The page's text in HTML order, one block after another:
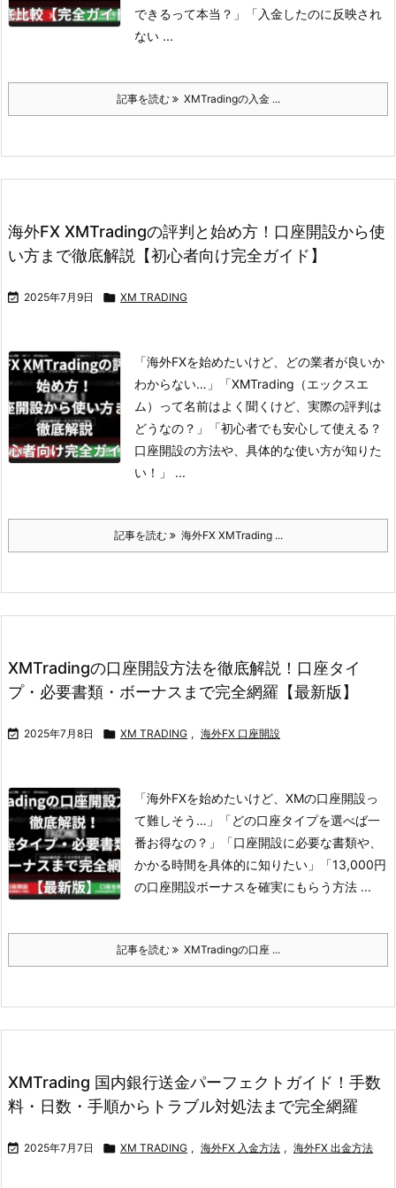
できるって本当？」
「入金したのに反映され
ない ...
記事を読む XMTradingの入金 ...
海外FX XMTradingの評判と始め方！口座開設から使
い方まで徹底解説【初心者向け完全ガイド】
 2025年7月9日  XM TRADING
「海外FXを始めたいけど、どの業者が良いか
わからない…」
「XMTrading（エックスエ
ム）って名前はよく聞くけど、実際の評判は
どうなの？」
「初心者でも安心して使える？
口座開設の方法や、具体的な使い方が知りた
い！」 ...
記事を読む 海外FX XMTrading ...
XMTradingの口座開設方法を徹底解説！口座タイ
プ・必要書類・ボーナスまで完全網羅【最新版】
 2025年7月8日  XM TRADING , 海外FX 口座開設
「海外FXを始めたいけど、XMの口座開設っ
て難しそう…」
「どの口座タイプを選べば一
番お得なの？」
「口座開設に必要な書類や、
かかる時間を具体的に知りたい」
「13,000円
の口座開設ボーナスを確実にもらう方法 ...
記事を読む XMTradingの口座 ...
XMTrading 国内銀行送金パーフェクトガイド！手数
料・日数・手順からトラブル対処法まで完全網羅
 2025年7月7日  XM TRADING , 海外FX 入金方法 , 海外FX 出金方法